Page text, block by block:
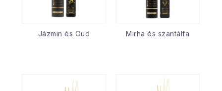
Jázmin és Oud Mirha és szantálfa